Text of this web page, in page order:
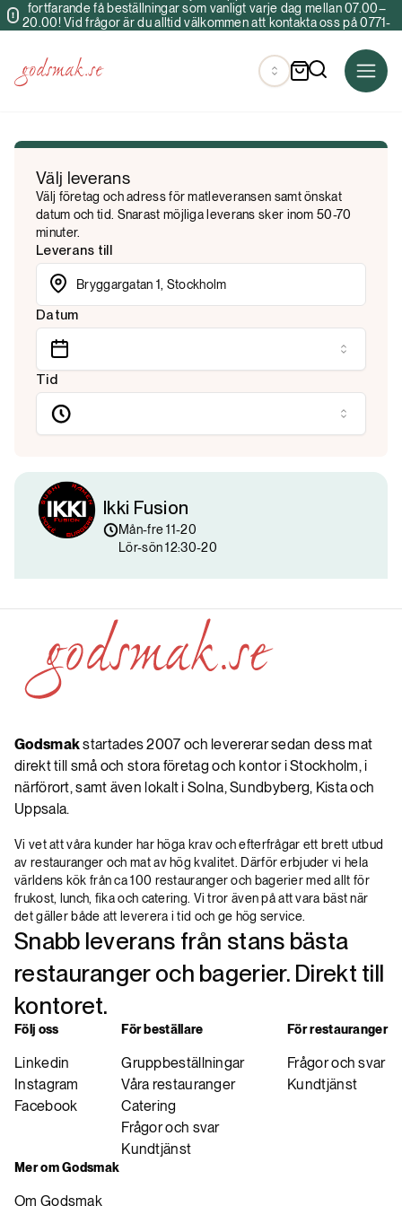
fortfarande få beställningar som vanligt varje dag mellan 07.00–
20.00! Vid frågor är du alltid välkommen att kontakta oss på 0771-
Välj leverans
Välj företag och adress för matleveransen samt önskat
datum och tid. Snarast möjliga leverans sker inom 50-70
minuter.
Leverans till
Datum
Tid
Ikki Fusion
Mån-fre 11-20
Lör-sön 12:30-20
Godsmakstartades 2007 och levererar sedan dess mat
direkt till små och stora företag och kontor i Stockholm, i
närförort, samt även lokalt i Solna, Sundbyberg, Kista och
Uppsala.
Vi vet att våra kunder har höga krav och efterfrågar ett brett utbud
av restauranger och mat av hög kvalitet. Därför erbjuder vi hela
världens kök från ca 100 restauranger och bagerier med allt för
frukost, lunch, fika och catering. Vi tror även på att vara bäst när
det gäller både att leverera i tid och ge hög service.
Snabb leverans från stans bästa
restauranger och bagerier. Direkt till
kontoret.
Följ oss
Linkedin
Instagram
Facebook
För beställare
Gruppbeställningar
Våra restauranger
Catering
Frågor och svar
Kundtjänst
För restauranger
Frågor och svar
Kundtjänst
Mer om Godsmak
Om Godsmak